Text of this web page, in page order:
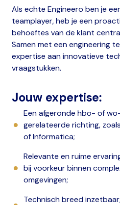
Als echte Engineero ben je
teamplayer, heb je een
behoeftes van de klant
Samen met een engineering
expertise aan innovatieve
vraagstukken.
Jouw expertise:
Een afgeronde hbo- of
gerelateerde richting,
of Informatica;
Relevante en ruime
bij voorkeur binnen
omgevingen;
Technisch breed